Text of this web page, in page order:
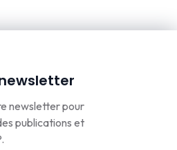
newsletter pour
publications et